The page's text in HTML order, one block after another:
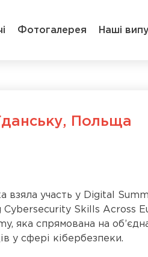
Фотогалерея Наші
Польща
взяла участь у Digital
Cybersecurity Skills Across
яка спрямована на
у сфері кібербезпеки.